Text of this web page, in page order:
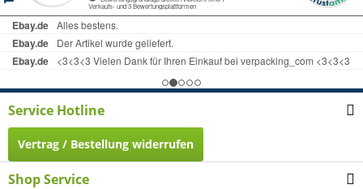
Service Hotline
Vertrag / Bestellung widerrufen
Shop Service